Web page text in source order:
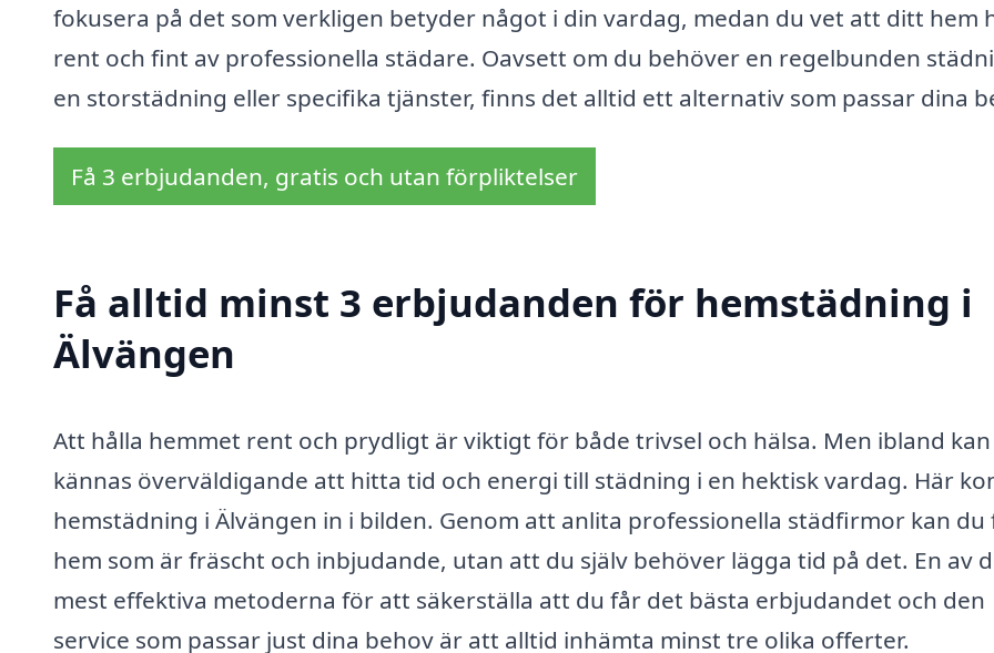
fokusera på det som verkligen betyder något i din vardag, medan du vet att ditt hem
rent och fint av professionella städare. Oavsett om du behöver en regelbunden
en storstädning eller specifika tjänster, finns det alltid ett alternativ som passar dina
Få 3 erbjudanden, gratis och utan förpliktelser
Få alltid minst 3 erbjudanden för hemstädning i
Älvängen
Att hålla hemmet rent och prydligt är viktigt för både trivsel och hälsa. Men ibland
kännas överväldigande att hitta tid och energi till städning i en hektisk vardag. Här
hemstädning i Älvängen in i bilden. Genom att anlita professionella städfirmor kan du
hem som är fräscht och inbjudande, utan att du själv behöver lägga tid på det. En av
mest effektiva metoderna för att säkerställa att du får det bästa erbjudandet och den
service som passar just dina behov är att alltid inhämta minst tre olika offerter.